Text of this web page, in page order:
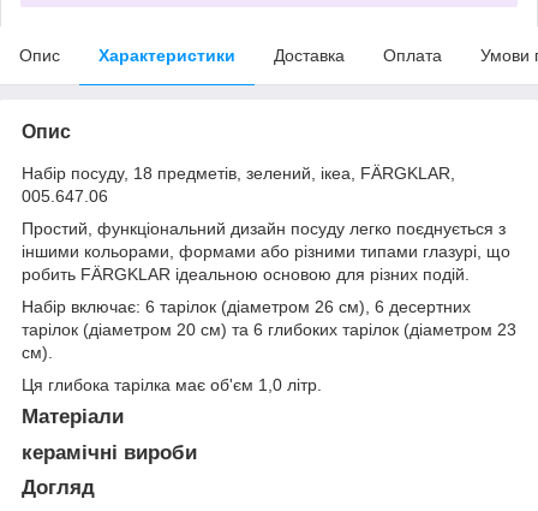
Опис Характеристики Доставка Оплата Умови
Опис
Набір посуду, 18 предметів, зелений, ікеа, FÄRGKLAR,
005.647.06
Простий, функціональний дизайн посуду легко поєднується з
іншими кольорами, формами або різними типами глазурі, що
робить FÄRGKLAR ідеальною основою для різних подій.
Набір включає: 6 тарілок (діаметром 26 см), 6 десертних
тарілок (діаметром 20 см) та 6 глибоких тарілок (діаметром 23
см).
Ця глибока тарілка має об'єм 1,0 літр.
Матеріали
керамічні вироби
Догляд